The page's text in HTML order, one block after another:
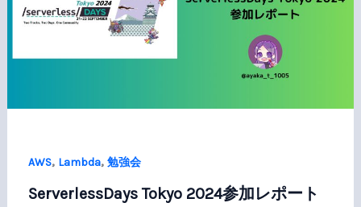
AWS, Lambda, 勉強会
ServerlessDays Tokyo 2024参加レポート